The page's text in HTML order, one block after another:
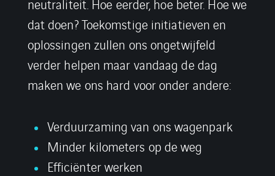
neutraliteit. Hoe eerder, hoe beter. Hoe we
dat doen? Toekomstige initiatieven en
oplossingen zullen ons ongetwijfeld
verder helpen maar vandaag de dag
maken we ons hard voor onder andere:
Verduurzaming van ons wagenpark
Minder kilometers op de weg
Efficiënter werken